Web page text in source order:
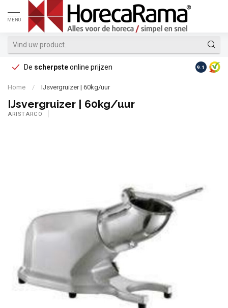
MENU
De scherpsteonline prijzen Op
9.1
Home / IJsvergruizer | 60kg/uur
IJsvergruizer | 60kg/uur
ARISTARCO